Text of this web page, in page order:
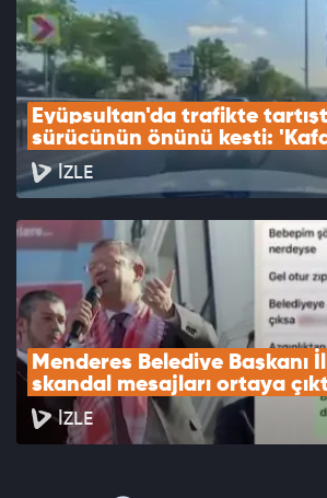
Eyüpsultan'da trafikte
sürücünün önünü kesti:
İZLE
Menderes Belediye Başkanı
skandal mesajları ortaya
İZLE